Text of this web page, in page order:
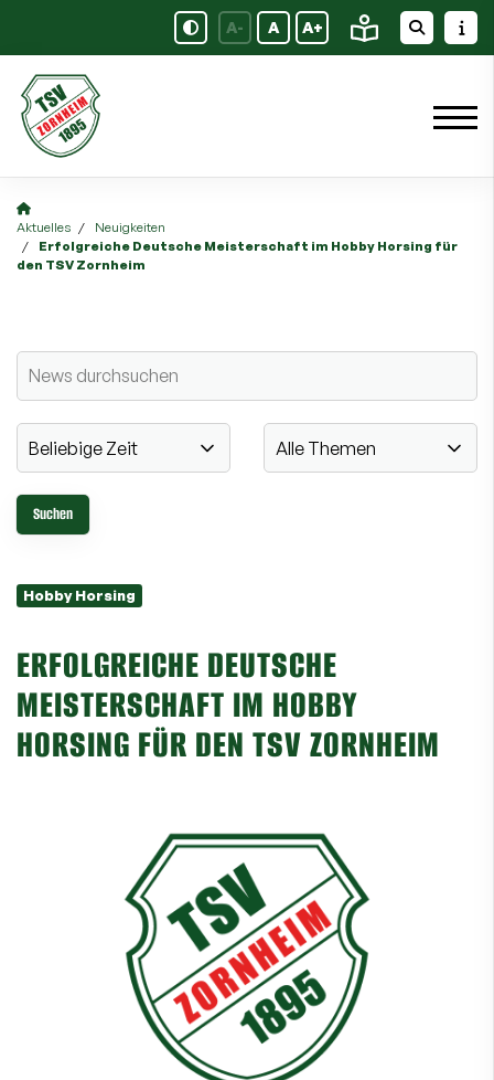
A- A A+
Aktuelles
Neuigkeiten
Erfolgreiche Deutsche Meisterschaft im Hobby Horsing für
den TSV Zornheim
Hobby Horsing
ERFOLGREICHE DEUTSCHE
MEISTERSCHAFT IM HOBBY
HORSING FÜR DEN TSV ZORNHEIM